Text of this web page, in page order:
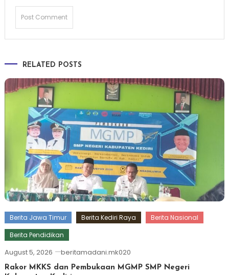
RELATED POSTS
Berita Jawa Timur Berita Kediri Raya
Berita Nasional
Berita Pendidikan
August 5, 2026 beritamadani.mk020
Rakor MKKS dan Pembukaan MGMP SMP Negeri